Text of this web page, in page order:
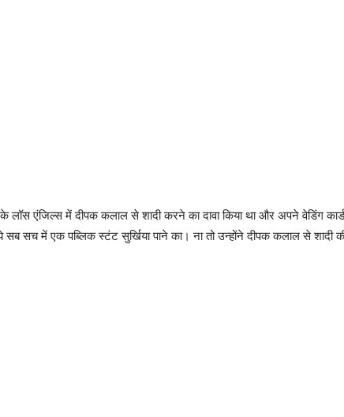
एंजिल्स में दीपक कलाल से शादी करने का दावा किया था और अपने वेडिंग कार्ड
में एक पब्लिक स्टंट सुर्खिया पाने का। ना तो उन्होंने दीपक कलाल से शादी की